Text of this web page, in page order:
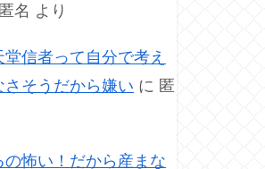
匿名 より
信者って自分で考え
そうだから嫌い に 匿
怖い！だから産まな